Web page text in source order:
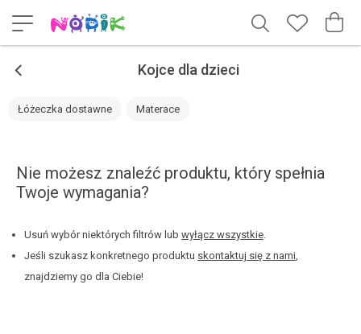
< Kojce dla dzieci
Łóżeczka dostawne Materace
Nie możesz znaleźć produktu, który spełnia
Twoje wymagania?
Usuń wybór niektórych filtrów lub wyłącz wszystkie.
Jeśli szukasz konkretnego produktu skontaktuj się z nami,
znajdziemy go dla Ciebie!